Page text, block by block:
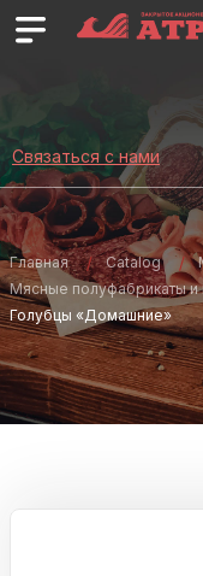
Связаться с нами
Главная Catalog
Мясные полуфабрикаты и
Голубцы «Домашние»